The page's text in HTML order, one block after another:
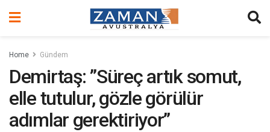
Home Gündem
Demirtaş: ”Süreç artık somut,
elle tutulur, gözle görülür
adımlar gerektiriyor”